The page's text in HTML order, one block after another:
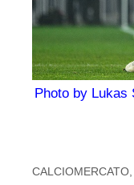
Photo by
CALCIOMERCATO,